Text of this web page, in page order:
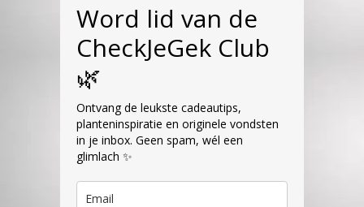
Word lid van de
CheckJeGek Club
🌿
Ontvang de leukste cadeautips,
planteninspiratie en originele vondsten
in je inbox. Geen spam, wél een
glimlach ✨